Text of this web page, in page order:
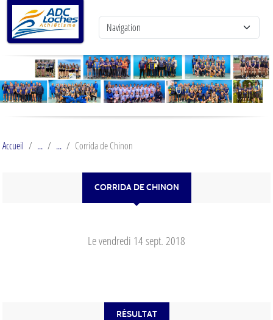
Accueil Corrida de Chinon
CORRIDA DE CHINON
Levendredi 14sept. 2018
RÉSULTAT
Panneau de gestion des cookies